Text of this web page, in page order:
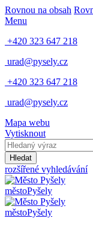
Rovnou na obsah
Menu
+420 323 647 218
urad@pysely.cz
+420 323 647 218
urad@pysely.cz
Mapa webu
Vytisknout
Hledat
rozšířené vyhledávání
městoPyšely
městoPyšely